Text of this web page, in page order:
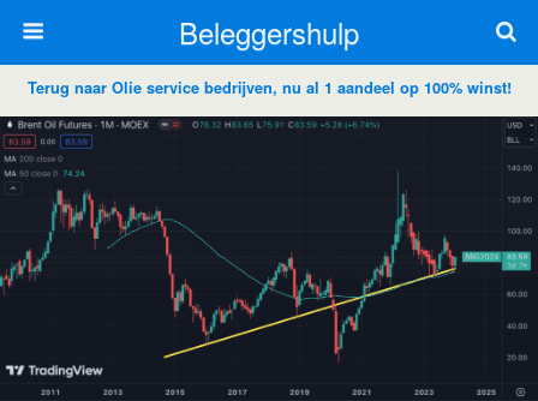
Beleggershulp
Terug naar Olie service bedrijven, nu al 1 aandeel op 100% winst!